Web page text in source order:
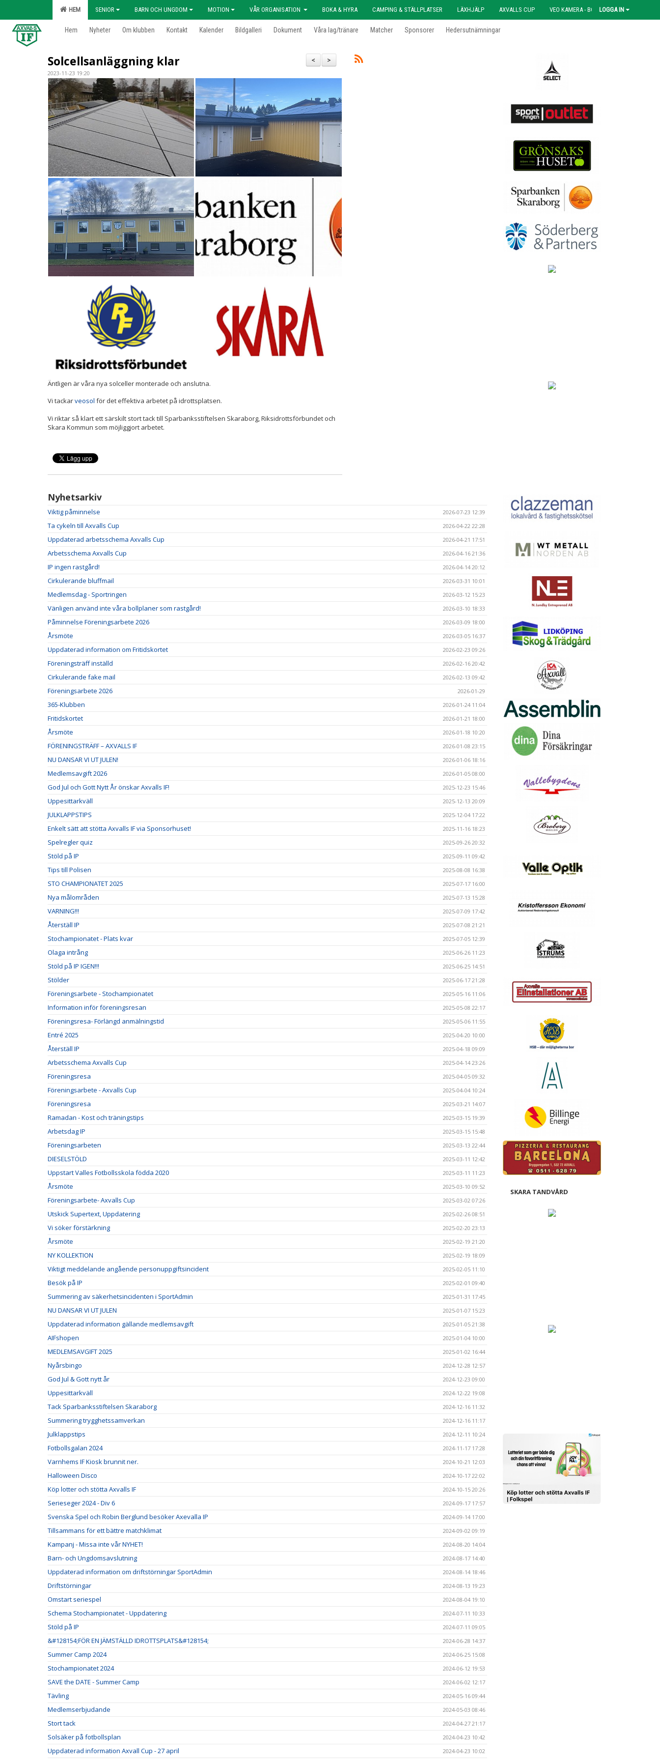
HEM SENIOR BARN OCH UNGDOM MOTION VÅR ORGANISATION BOKA & HYRA CAMPING & STÄLLPLATSER LÄXHJÄLP AXVALLS CUP VEO KAMERA - BOKNINGLOGGA IN
Hem Nyheter Om klubben Kontakt Kalender Bildgalleri Dokument Våra lag/tränare Matcher Sponsorer Hedersutnämningar
>
<
Solcellsanläggning klar
2023-11-23 19:20
Äntligen är våra nya solceller monterade och anslutna.
Vi tackarveosol för det effektiva arbetet på idrottsplatsen.
Vi riktar så klart ett särskilt stort tack till Sparbanksstiftelsen Skaraborg, Riksidrottsförbundet och
Skara Kommun som möjliggjort arbetet.
Nyhetsarkiv
Viktig påminnelse 2026-07-23 12:39
Ta cykeln till Axvalls Cup 2026-04-22 22:28
Uppdaterad arbetsschema Axvalls Cup 2026-04-21 17:51
Arbetsschema Axvalls Cup 2026-04-16 21:36
IP ingen rastgård! 2026-04-14 20:12
Cirkulerande bluffmail 2026-03-31 10:01
Medlemsdag - Sportringen 2026-03-12 15:23
Vänligen använd inte våra bollplaner som rastgård! 2026-03-10 18:33
Påminnelse Föreningsarbete 2026 2026-03-09 18:00
Årsmöte 2026-03-05 16:37
Uppdaterad information om Fritidskortet 2026-02-23 09:26
Föreningsträff inställd 2026-02-16 20:42
Cirkulerande fake mail 2026-02-13 09:42
Föreningsarbete 2026 2026-01-29
365-Klubben 2026-01-24 11:04
Fritidskortet 2026-01-21 18:00
Årsmöte 2026-01-18 10:20
FÖRENINGSTRÄFF – AXVALLS IF 2026-01-08 23:15
NU DANSAR VI UT JULEN! 2026-01-06 18:16
Medlemsavgift 2026 2026-01-05 08:00
God Jul och Gott Nytt År önskar Axvalls IF! 2025-12-23 15:46
Uppesittarkväll 2025-12-13 20:09
JULKLAPPSTIPS 2025-12-04 17:22
Enkelt sätt att stötta Axvalls IF via Sponsorhuset! 2025-11-16 18:23
Spelregler quiz 2025-09-26 20:32
Stöld på IP 2025-09-11 09:42
Tips till Polisen 2025-08-08 16:38
STO CHAMPIONATET 2025 2025-07-17 16:00
Nya målområden 2025-07-13 15:28
VARNING!!! 2025-07-09 17:42
Återställ IP 2025-07-08 21:21
Stochampionatet - Plats kvar 2025-07-05 12:39
Olaga intrång 2025-06-26 11:23
Stöld på IP IGEN!!! 2025-06-25 14:51
Stölder 2025-06-17 21:28
Föreningsarbete - Stochampionatet 2025-05-16 11:06
Information inför föreningsresan 2025-05-08 22:17
Föreningsresa- Förlängd anmälningstid 2025-05-06 11:55
Entré 2025 2025-04-20 10:00
Återställ IP 2025-04-18 09:09
Arbetsschema Axvalls Cup 2025-04-14 23:26
Föreningsresa 2025-04-05 09:32
Föreningsarbete - Axvalls Cup 2025-04-04 10:24
Föreningsresa 2025-03-21 14:07
Ramadan - Kost och träningstips 2025-03-15 19:39
Arbetsdag IP 2025-03-15 15:48
Föreningsarbeten 2025-03-13 22:44
DIESELSTÖLD 2025-03-11 12:42
Uppstart Valles Fotbollsskola födda 2020 2025-03-11 11:23
Årsmöte 2025-03-10 09:52
Föreningsarbete- Axvalls Cup 2025-03-02 07:26
Utskick Supertext, Uppdatering 2025-02-26 08:51
Vi söker förstärkning 2025-02-20 23:13
Årsmöte 2025-02-19 21:20
NY KOLLEKTION 2025-02-19 18:09
Viktigt meddelande angående personuppgiftsincident 2025-02-05 11:10
Besök på IP 2025-02-01 09:40
Summering av säkerhetsincidenten i SportAdmin 2025-01-31 17:45
NU DANSAR VI UT JULEN 2025-01-07 15:23
Uppdaterad information gällande medlemsavgift 2025-01-05 21:38
AIFshopen 2025-01-04 10:00
MEDLEMSAVGIFT 2025 2025-01-02 16:44
Nyårsbingo 2024-12-28 12:57
God Jul & Gott nytt år 2024-12-23 09:00
Uppesittarkväll 2024-12-22 19:08
Tack Sparbanksstiftelsen Skaraborg 2024-12-16 11:32
Summering trygghetssamverkan 2024-12-16 11:17
Julklappstips 2024-12-11 10:24
Fotbollsgalan 2024 2024-11-17 17:28
Varnhems IF Kiosk brunnit ner. 2024-10-21 12:03
Halloween Disco 2024-10-17 22:02
Köp lotter och stötta Axvalls IF 2024-10-15 20:26
Serieseger 2024 - Div 6 2024-09-17 17:57
Svenska Spel och Robin Berglund besöker Axevalla IP 2024-09-14 17:00
Tillsammans för ett bättre matchklimat 2024-09-02 09:19
Kampanj - Missa inte vår NYHET! 2024-08-20 14:04
Barn- och Ungdomsavslutning 2024-08-17 14:40
Uppdaterad information om driftstörningar SportAdmin 2024-08-14 18:46
Driftstörningar 2024-08-13 19:23
Omstart seriespel 2024-08-04 19:10
Schema Stochampionatet - Uppdatering 2024-07-11 10:33
Stöld på IP 2024-07-11 09:05
&#128154;FÖR EN JÄMSTÄLLD IDROTTSPLATS&#128154; 2024-06-28 14:37
Summer Camp 2024 2024-06-25 15:08
Stochampionatet 2024 2024-06-12 19:53
SAVE the DATE - Summer Camp 2024-06-02 12:17
Tävling 2024-05-16 09:44
Medlemserbjudande 2024-05-03 08:46
Stort tack 2024-04-27 21:17
Solsäker på fotbollsplan 2024-04-23 10:42
Uppdaterad information Axvall Cup - 27 april 2024-04-23 10:02
SKARA TANDVÅRD